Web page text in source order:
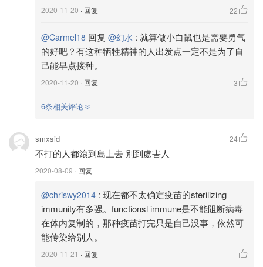
图片来自于EYEPIX，版权属于原作者
孕妇通常是超后接种新疫苗的人群，然而CDC的一份研究
数据显示，孕妇感染新冠后入住ICU的风险高1.5倍，上呼吸
机的风险高1.7倍。艾默里大学的妇产科医生Denise
Jamieson表示：“尽管孕妇的感染风险不如老年人高，但也
应该优先考虑使用新冠疫苗。”
在2009年H1N1大流行时期，儿童排在优先接种的位置，但
Schaffner表示这次儿童的优先级应该会降低，因为现时的
疫苗试验并没有包括儿童，而儿童感染后的症状也普遍比成
2020-11-20 · 回复 22
@Carmel18 回复 @幻水 : 就算做小白鼠也是需要勇气
的好吧？有这种牺牲精神的人出发点一定不是为了自
己能早点接种。
2020-11-20 · 回复 3
6条相关评论
smxsid
不打的人都滾到島上去 別到處害人
2020-08-09 · 回复
24
@chriswy2014 : 现在都不太确定疫苗的sterilizing
immunity有多强。functionsl immune是不能阻断病毒
在体内复制的，那种疫苗打完只是自己没事，依然可
能传染给别人。
2020-11-21 · 回复